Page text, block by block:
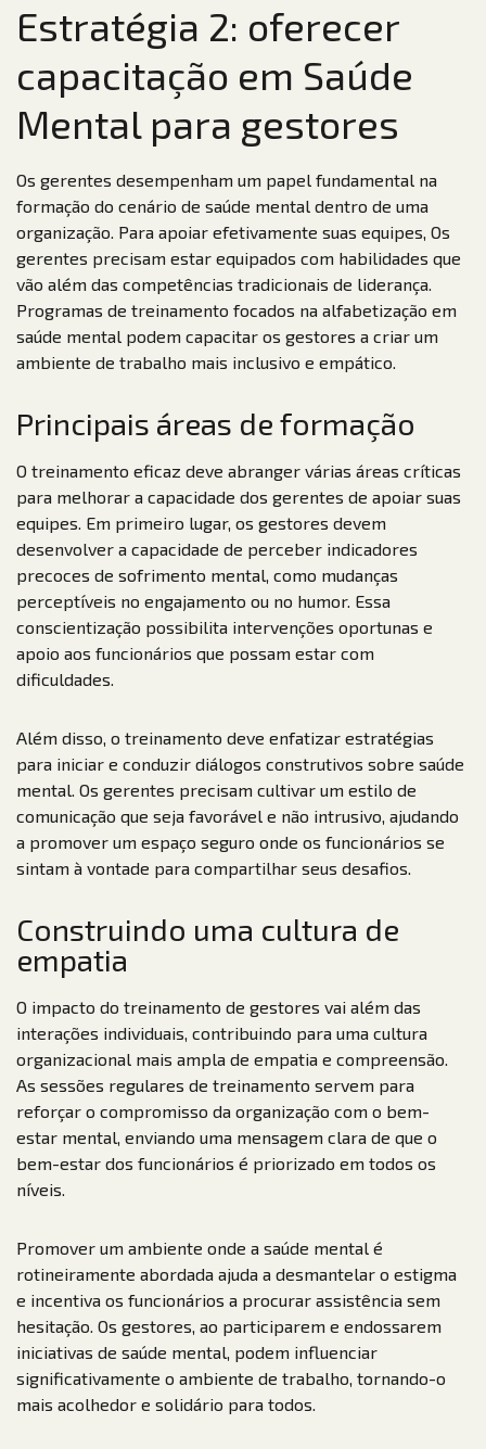
Estratégia 2: oferecer
capacitação em Saúde
Mental para gestores
Os gerentes desempenham um papel fundamental na
formação do cenário de saúde mental dentro de uma
organização. Para apoiar efetivamente suas equipes, Os
gerentes precisam estar equipados com habilidades que
vão além das competências tradicionais de liderança.
Programas de treinamento focados na alfabetização em
saúde mental podem capacitar os gestores a criar um
ambiente de trabalho mais inclusivo e empático.
Principais áreas de formação
O treinamento eficaz deve abranger várias áreas críticas
para melhorar a capacidade dos gerentes de apoiar suas
equipes. Em primeiro lugar, os gestores devem
desenvolver a capacidade de perceber indicadores
precoces de sofrimento mental, como mudanças
perceptíveis no engajamento ou no humor. Essa
conscientização possibilita intervenções oportunas e
apoio aos funcionários que possam estar com
dificuldades.
Além disso, o treinamento deve enfatizar estratégias
para iniciar e conduzir diálogos construtivos sobre saúde
mental. Os gerentes precisam cultivar um estilo de
comunicação que seja favorável e não intrusivo, ajudando
a promover um espaço seguro onde os funcionários se
sintam à vontade para compartilhar seus desafios.
Construindo uma cultura de
empatia
O impacto do treinamento de gestores vai além das
interações individuais, contribuindo para uma cultura
organizacional mais ampla de empatia e compreensão.
As sessões regulares de treinamento servem para
reforçar o compromisso da organização com o bem-
estar mental, enviando uma mensagem clara de que o
bem-estar dos funcionários é priorizado em todos os
níveis.
Promover um ambiente onde a saúde mental é
rotineiramente abordada ajuda a desmantelar o estigma
e incentiva os funcionários a procurar assistência sem
hesitação. Os gestores, ao participarem e endossarem
iniciativas de saúde mental, podem influenciar
significativamente o ambiente de trabalho, tornando-o
mais acolhedor e solidário para todos.